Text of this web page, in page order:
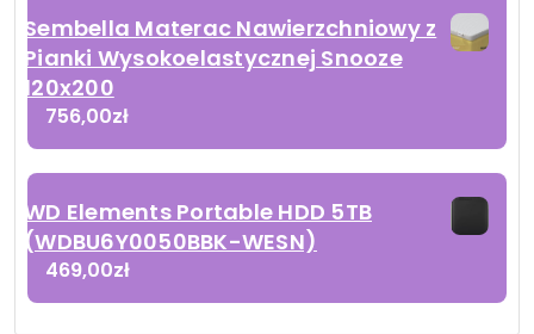
Sembella Materac Nawierzchniowy z
Pianki Wysokoelastycznej Snooze
120x200
756,00zł
WD Elements Portable HDD 5TB
(WDBU6Y0050BBK-WESN)
469,00zł